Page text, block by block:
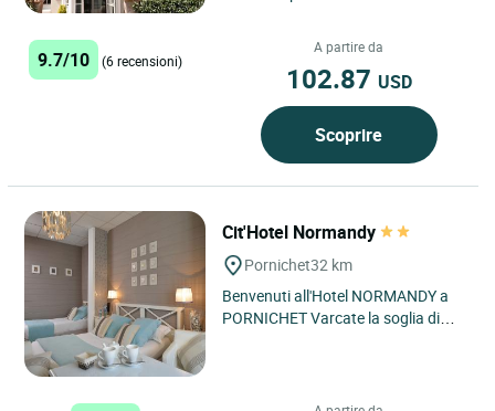
magnifica spiaggia...
9.7/10 (6 recensioni)
A partire da
102.87 USD
Scoprire
Cit'Hotel Normandy
Pornichet32 km
Benvenuti all'Hotel NORMANDY a
PORNICHET Varcate la soglia di